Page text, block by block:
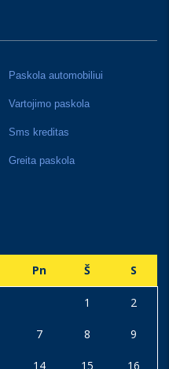
Paskola automobiliui
Vartojimo paskola
Sms kreditas
Greita paskola
Pn Š S
1 2
7 8 9
14 15 16